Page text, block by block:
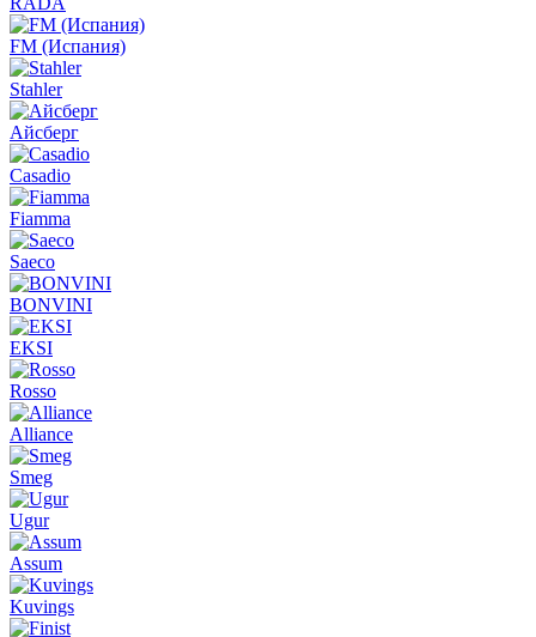
FM (Испания)
Stahler
Айсберг
Casadio
Fiamma
Saeco
BONVINI
EKSI
Rosso
Alliance
Smeg
Ugur
Assum
Kuvings